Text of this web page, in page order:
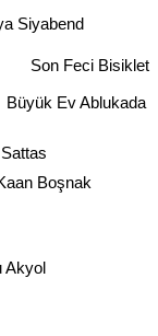
Siyabend
Akyol
Büyük Ev Ablukada
Kaan Boşnak